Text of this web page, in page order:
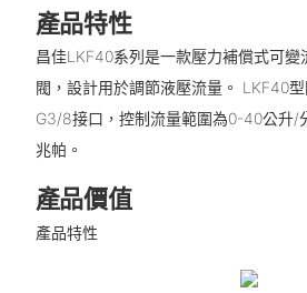
產品特性
昌佳LKF40系列是一款壓力補償式可變
閥，設計用於調節液壓流量。 LKF40
G3/8接口，控制流量範圍為0-40公升/
兆帕。
產品價值
產品特性